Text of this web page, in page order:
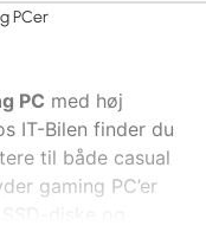
PCer
PC med høj
IT-Bilen finder du
til både casual
gaming PC’er